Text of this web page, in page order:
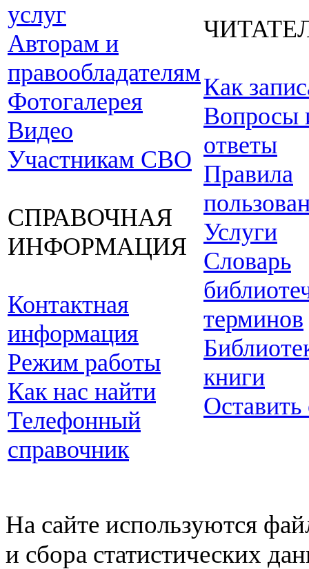
услуг
Авторам и
правообладателям
Фотогалерея
Видео
Участникам СВО
СПРАВОЧНАЯ
ИНФОРМАЦИЯ
Контактная
информация
Режим работы
Как нас найти
Телефонный
справочник
Как
Вопросы
ответы
Правила
Услуги
Словарь
терминов
книги
Оставить
На сайте используются
и сбора статистических